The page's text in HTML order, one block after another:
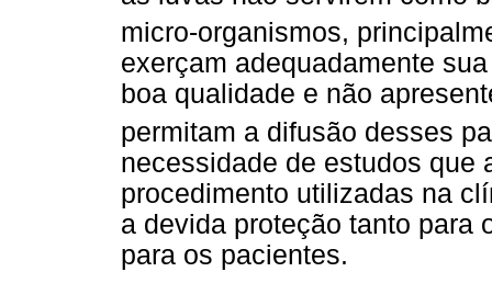
micro-organismos,
exerçam adequadamente
boa qualidade e não
permitam a difusão desses
necessidade de estudos que
procedimento utilizadas na
a devida proteção tanto para
para os pacientes.